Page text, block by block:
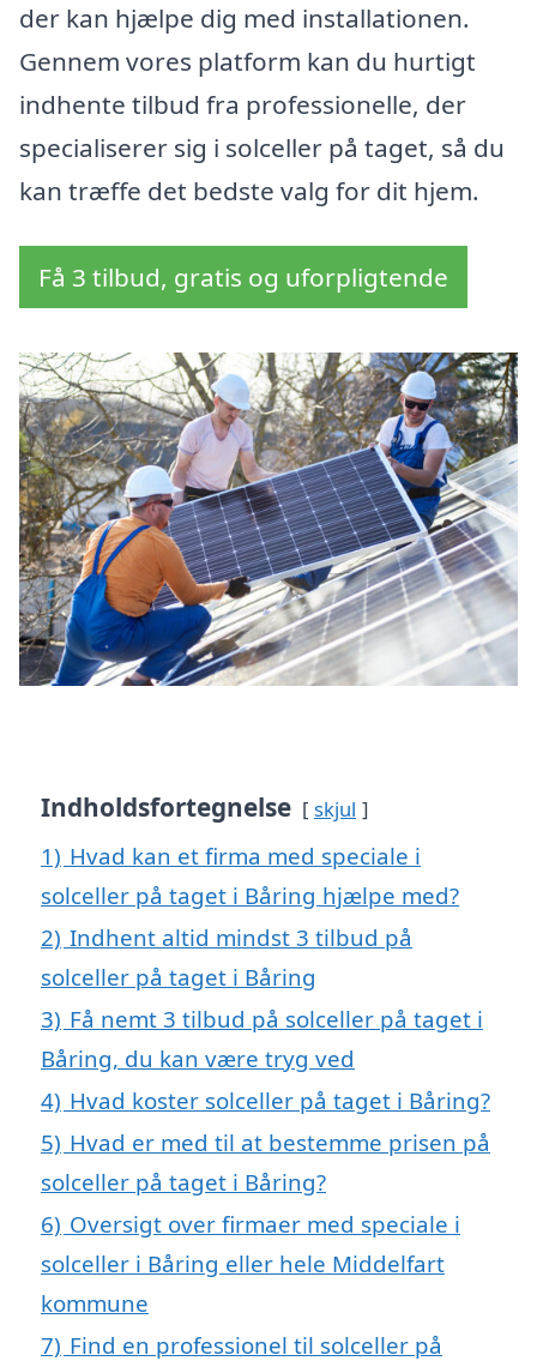
der kan hjælpe dig med installationen.
Gennem vores platform kan du hurtigt
indhente tilbud fra professionelle, der
specialiserer sig i solceller på taget, så du
kan træffe det bedste valg for dit hjem.
Få 3 tilbud, gratis og uforpligtende
Indholdsfortegnelse skjul
1) Hvad kan et firma med speciale i
solceller på taget i Båring hjælpe med?
2) Indhent altid mindst 3 tilbud på
solceller på taget i Båring
3) Få nemt 3 tilbud på solceller på taget i
Båring, du kan være tryg ved
4) Hvad koster solceller på taget i Båring?
5) Hvad er med til at bestemme prisen på
solceller på taget i Båring?
6) Oversigt over firmaer med speciale i
solceller i Båring eller hele Middelfart
kommune
7) Find en professionel til solceller på